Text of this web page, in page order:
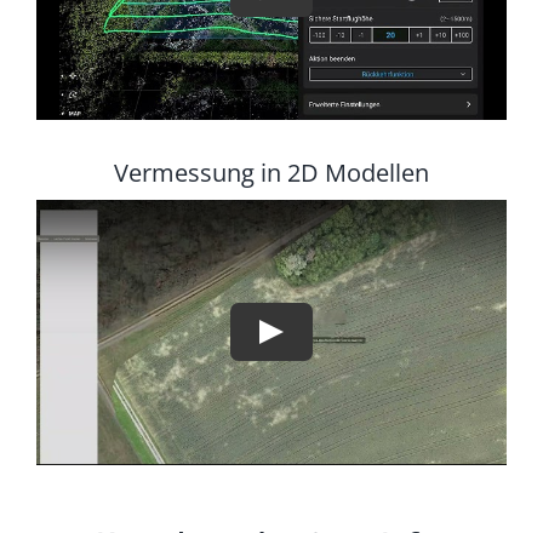
Vermessung in 2D Modellen